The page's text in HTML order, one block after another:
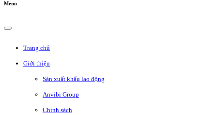
Menu
Trang chủ
Giới thiệu
Sàn xuất khẩu lao động
Anvibi Group
Chính sách